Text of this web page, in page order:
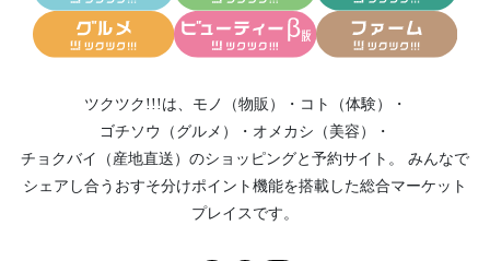
ツクツク!!!は、 モノ（物販） ・ コト（体験）
・
ゴチソウ（グルメ）
・ オメカシ（美容）
・
チョクバイ（産地直送） のショッピングと予約サイト。
みんなで
シェアし合う おすそ分けポイント機能を搭載した総合マーケット
プレイスです。